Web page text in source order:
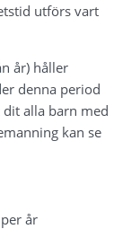
utförs vart
år) håller
denna period
alla barn med
kan se
år